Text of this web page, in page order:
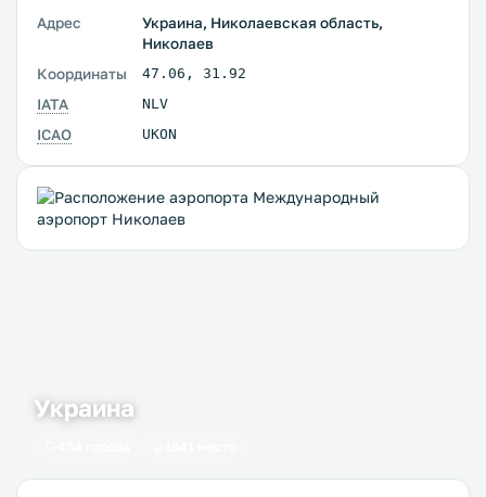
Адрес
Украина, Николаевская область,
Николаев
Координаты
47.06 , 31.92
IATA NLV
ICAO UKON
Украина